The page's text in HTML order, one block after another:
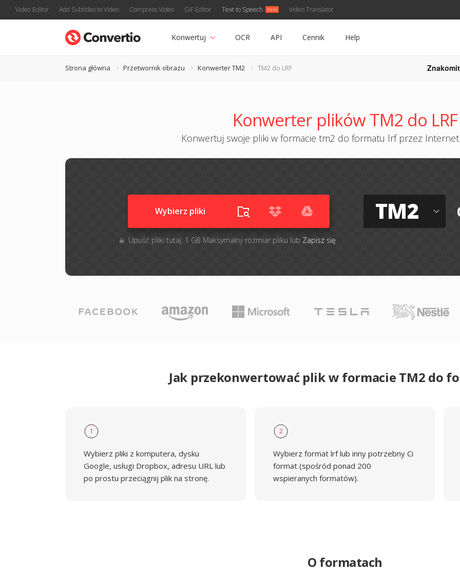
Video Editor Add Subtitles to Video Compress Video GIF Editor Text to Speech Video Translator
Konwertuj OCR API Cennik Help
Strona główna Przetwornik obrazu Konwerter TM2 TM2 do LRF
Konwerter plików TM2 do LRF
Konwertuj swoje pliki w formacie tm2 do formatu lrf przez Internet
Wybierz pliki
Upuść pliki tutaj. 1 GB Maksymalny rozmiar pliku lub Zapisz się
TM2
Jak przekonwertować plik w formacie TM2 do
1
Wybierz pliki z komputera, dysku
Google, usługi Dropbox, adresu URL lub
po prostu przeciągnij plik na stronę.
2
Wybierz format lrf lub inny potrzebny Ci
format (spośród ponad 200
wspieranych formatów).
O formatach